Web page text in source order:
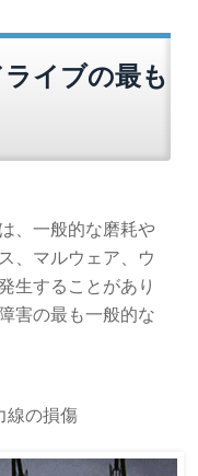
イブの最も
、一般的な磨耗や
、マルウェア、ウ
生することがあり
害の最も一般的な
線の損傷